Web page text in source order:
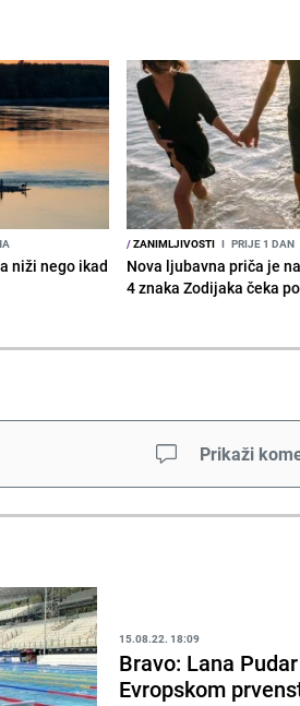
niži nego ikad
/ZANIMLJIVOSTI I PRIJE 1 DAN
Nova ljubavna priča je
4 znaka Zodijaka čeka
Prikaži
15.08.22. 18:09
Bravo: Lana
Evropskom